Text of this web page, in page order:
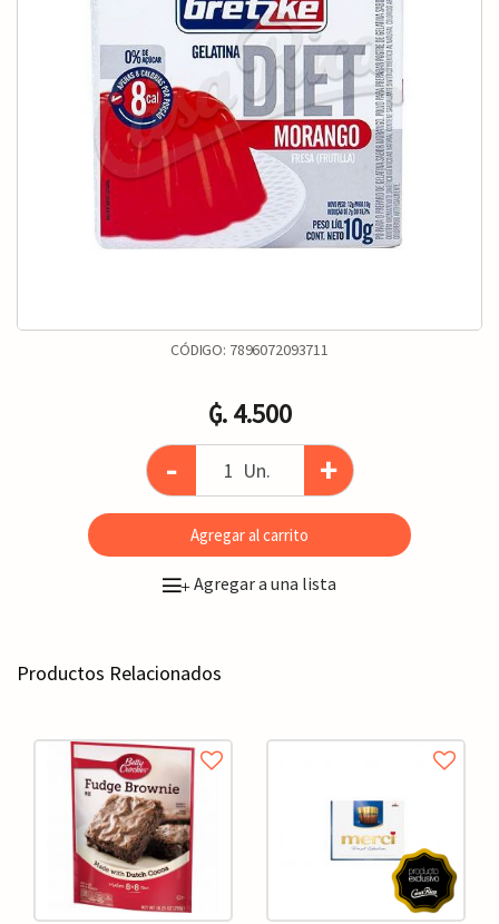
CÓDIGO: 7896072093711
₲. 4.500
- Un. +
Agregar al carrito
+Agregar a una lista
Productos Relacionados